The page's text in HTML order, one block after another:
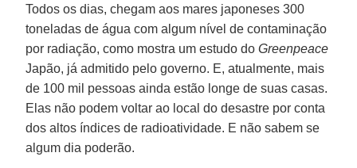
Todos os dias, chegam aos mares japoneses 300
toneladas de água com algum nível de contaminação
por radiação, como mostra um estudo doGreenpeace
Japão, já admitido pelo governo. E, atualmente, mais
de 100 mil pessoas ainda estão longe de suas casas.
Elas não podem voltar ao local do desastre por conta
dos altos índices de radioatividade. E não sabem se
algum dia poderão.